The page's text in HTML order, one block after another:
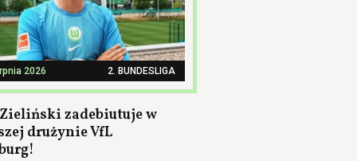
2026 2. BUNDESLIGA
zadebiutuje w
drużynie VfL